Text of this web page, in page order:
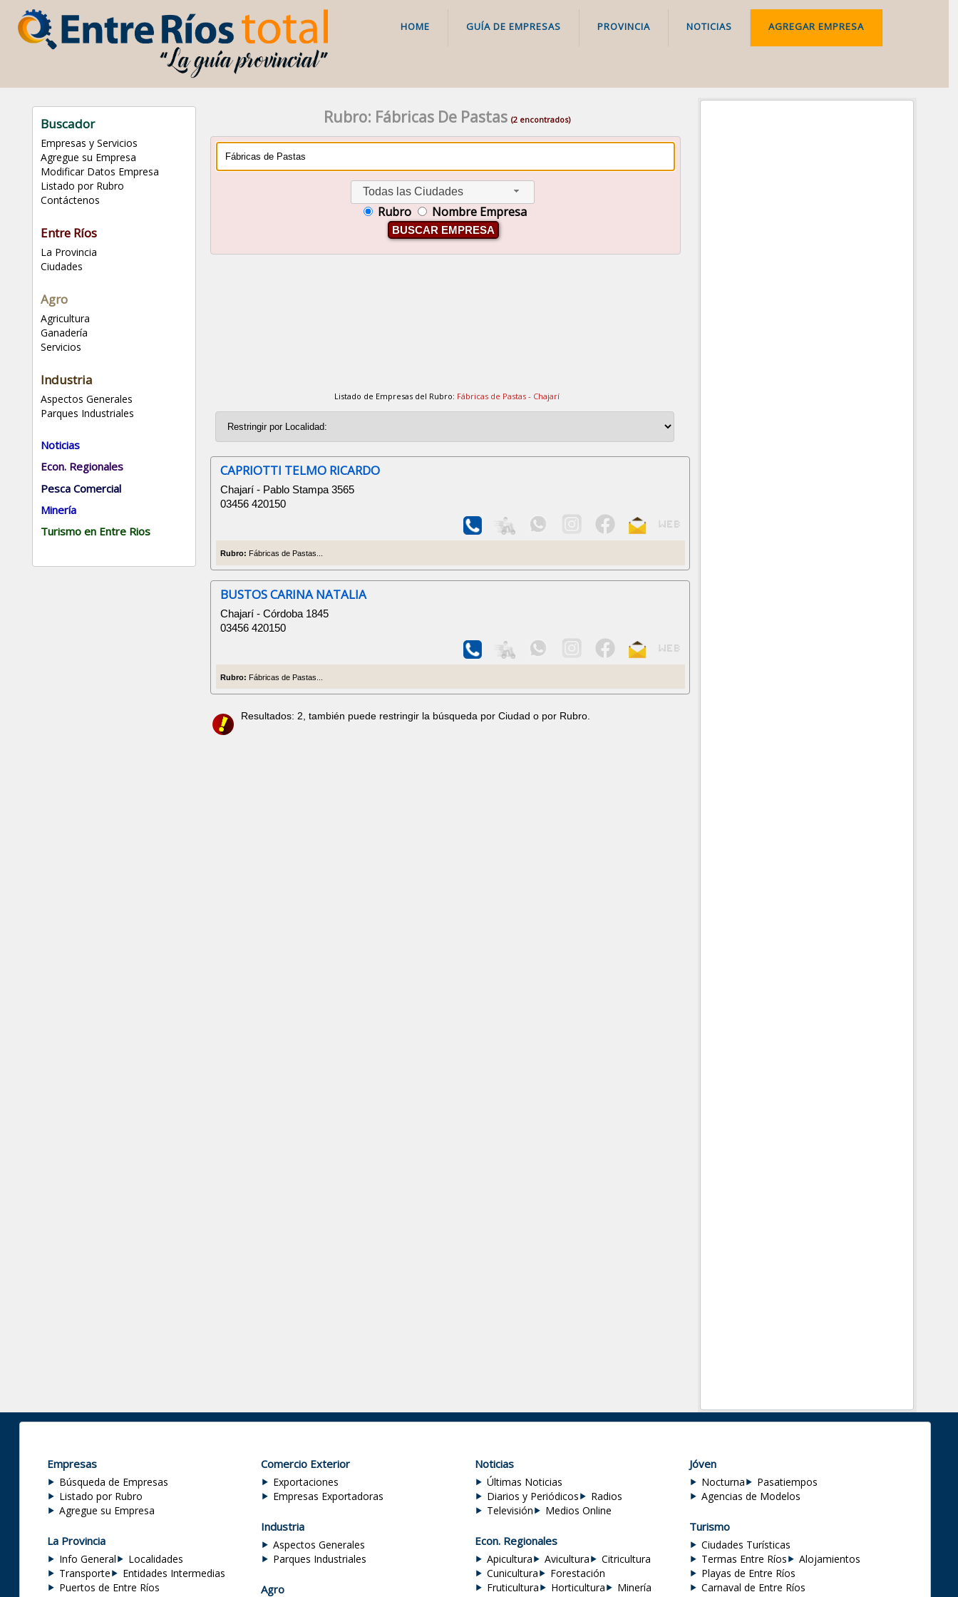
HOME GUÍA DE EMPRESAS PROVINCIA NOTICIAS AGREGAR EMPRESA
Buscador
Empresas y Servicios
Agregue su Empresa
Modificar Datos Empresa
Listado por Rubro
Contáctenos
Entre Ríos
La Provincia
Ciudades
Agro
Agricultura
Ganadería
Servicios
Industria
Aspectos Generales
Parques Industriales
Noticias
Econ. Regionales
Pesca Comercial
Minería
Turismo en Entre Rios
Rubro: Fábricas De Pastas(2 encontrados)
Todas las Ciudades
Rubro Nombre Empresa
BUSCAR EMPRESA
Listado de Empresas del Rubro: Fábricas de Pastas - Chajarí
CAPRIOTTI TELMO RICARDO
Chajarí - Pablo Stampa 3565
03456 420150
Rubro: Fábricas de Pastas...
BUSTOS CARINA NATALIA
Chajarí - Córdoba 1845
03456 420150
Rubro: Fábricas de Pastas...
Resultados: 2, también puede restringir la búsqueda por Ciudad o por Rubro.
Empresas
Búsqueda de Empresas
Listado por Rubro
Agregue su Empresa
La Provincia
Info General
Localidades
Transporte
Entidades Intermedias
Puertos de Entre Ríos
Comercio Exterior
Exportaciones
Empresas Exportadoras
Industria
Aspectos Generales
Parques Industriales
Agro
Noticias
Últimas Noticias
Diarios y Periódicos
Radios
Televisión
Medios Online
Econ. Regionales
Apicultura Avicultura
Citricultura
Cunicultura
Forestación
Fruticultura
Horticultura
Minería
Jóven
Nocturna
Pasatiempos
Agencias de Modelos
Turismo
Ciudades Turísticas
Termas Entre Ríos
Alojamientos
Playas de Entre Ríos
Carnaval de Entre Ríos